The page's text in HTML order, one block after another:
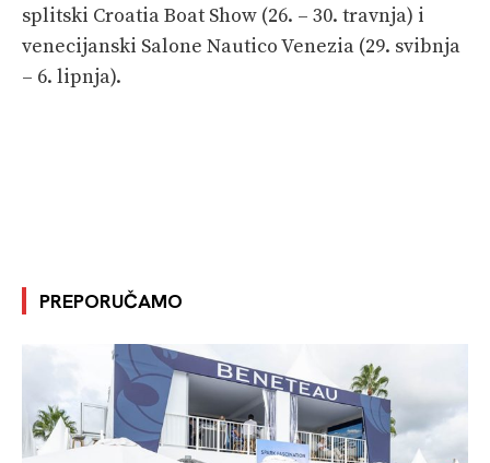
splitski Croatia Boat Show (26. – 30. travnja) i
venecijanski Salone Nautico Venezia (29. svibnja
– 6. lipnja).
PREPORUČAMO